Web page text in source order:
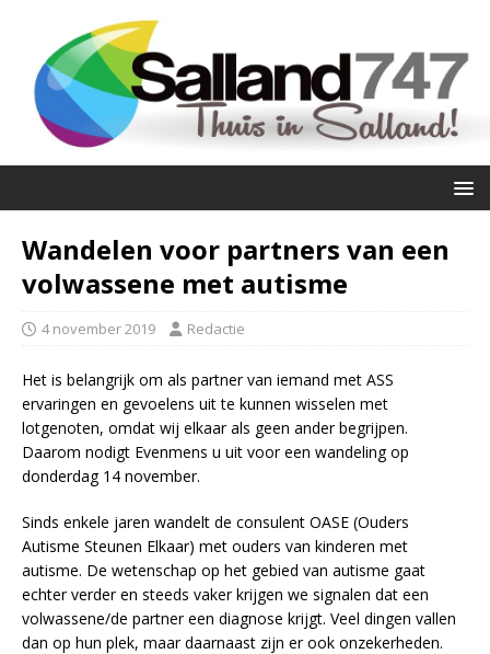
Wandelen voor partners van een
volwassene met autisme
4 november 2019 Redactie
Het is belangrijk om als partner van iemand met ASS
ervaringen en gevoelens uit te kunnen wisselen met
lotgenoten, omdat wij elkaar als geen ander begrijpen.
Daarom nodigt Evenmens u uit voor een wandeling op
donderdag 14 november.
Sinds enkele jaren wandelt de consulent OASE (Ouders
Autisme Steunen Elkaar) met ouders van kinderen met
autisme. De wetenschap op het gebied van autisme gaat
echter verder en steeds vaker krijgen we signalen dat een
volwassene/de partner een diagnose krijgt. Veel dingen vallen
dan op hun plek, maar daarnaast zijn er ook onzekerheden.